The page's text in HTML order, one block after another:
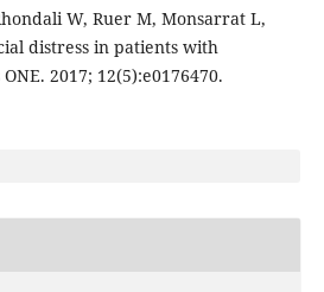
W, Ruer M, Monsarrat L,
distress in patients with
2017; 12(5):e0176470.